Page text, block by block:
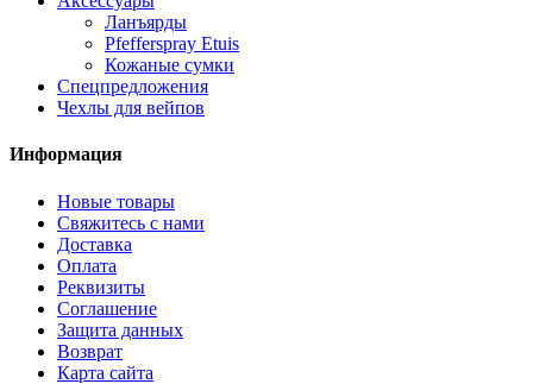
Ланъярды
Pfefferspray Etuis
Кожаные сумки
Спецпредложения
Чехлы для вейпов
Информация
Новые товары
Свяжитесь с нами
Доставка
Оплата
Реквизиты
Cоглашение
Защита данных
Возврат
Карта сайта